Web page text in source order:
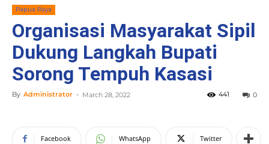
Papua Raya
Organisasi Masyarakat Sipil
Dukung Langkah Bupati
Sorong Tempuh Kasasi
By Administrator - March 28, 2022 0
441
Facebook WhatsApp Twitter